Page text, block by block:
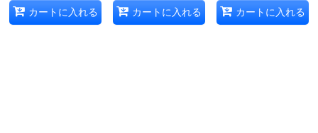
カートに入れる カートに入れる カートに入れる